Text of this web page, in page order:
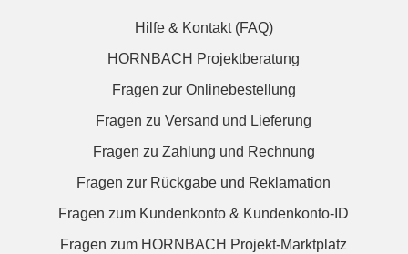
Hilfe & Kontakt (FAQ)
HORNBACH Projektberatung
Fragen zur Onlinebestellung
Fragen zu Versand und Lieferung
Fragen zu Zahlung und Rechnung
Fragen zur Rückgabe und Reklamation
Fragen zum Kundenkonto & Kundenkonto-ID
Fragen zum HORNBACH Projekt-Marktplatz